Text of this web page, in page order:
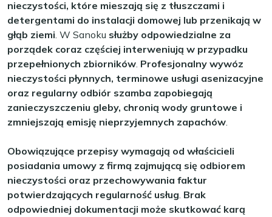
nieczystości, które mieszają się z tłuszczami i
detergentami do instalacji domowej lub przenikają w
głąb ziemi. W Sanoku służby odpowiedzialne za
porządek coraz częściej interweniują w przypadku
przepełnionych zbiorników. Profesjonalny wywóz
nieczystości płynnych, terminowe usługi asenizacyjne
oraz regularny odbiór szamba zapobiegają
zanieczyszczeniu gleby, chronią wody gruntowe i
zmniejszają emisję nieprzyjemnych zapachów.
Obowiązujące przepisy wymagają od właścicieli
posiadania umowy z firmą zajmującą się odbiorem
nieczystości oraz przechowywania faktur
potwierdzających regularność usług. Brak
odpowiedniej dokumentacji może skutkować karą